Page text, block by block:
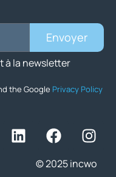
the Google Privacy Policy
à la newsletter
Envoyer
© 2025 incwo